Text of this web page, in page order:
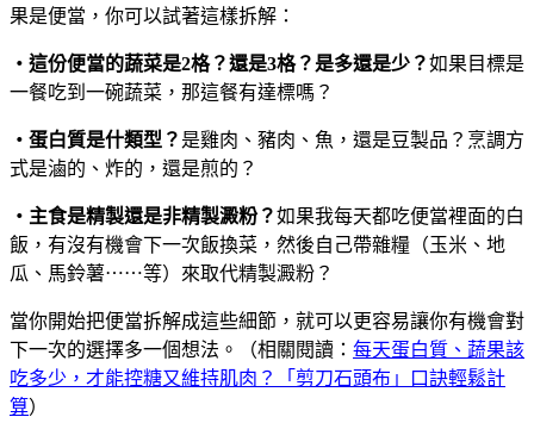
果是便當，你可以試著這樣拆解：
・ 這份便當的蔬菜是2格？還是3格？是多還是少？如果目標是
一餐吃到一碗蔬菜，那這餐有達標嗎？
・ 蛋白質是什類型？ 是雞肉、豬肉、魚，還是豆製品？烹調方
式是滷的、炸的，還是煎的？
・ 主食是精製還是非精製澱粉？如果我每天都吃便當裡面的白
飯，有沒有機會下一次飯換菜，然後自己帶雜糧（玉米、地
瓜、馬鈴薯⋯⋯等）來取代精製澱粉？
當你開始把便當拆解成這些細節，就可以更容易讓你有機會對
下一次的選擇多一個想法。（相關閱讀： 每天蛋白質、蔬果該
吃多少，才能控糖又維持肌肉？「剪刀石頭布」口訣輕鬆計
算）